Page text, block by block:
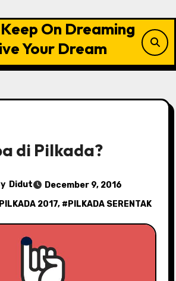
On Dreaming
Your Dream
di Pilkada?
Didut
December 9, 2016
PILKADA 2017, # PILKADA SERENTAK